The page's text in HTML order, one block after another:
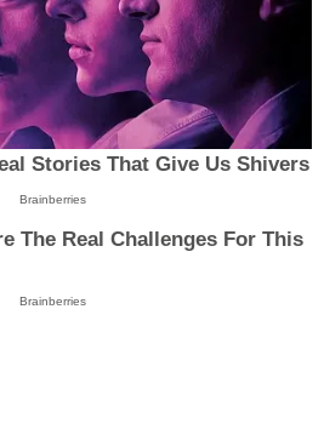
Stories That Give Us Shivers
Brainberries
The Real Challenges For This
Brainberries